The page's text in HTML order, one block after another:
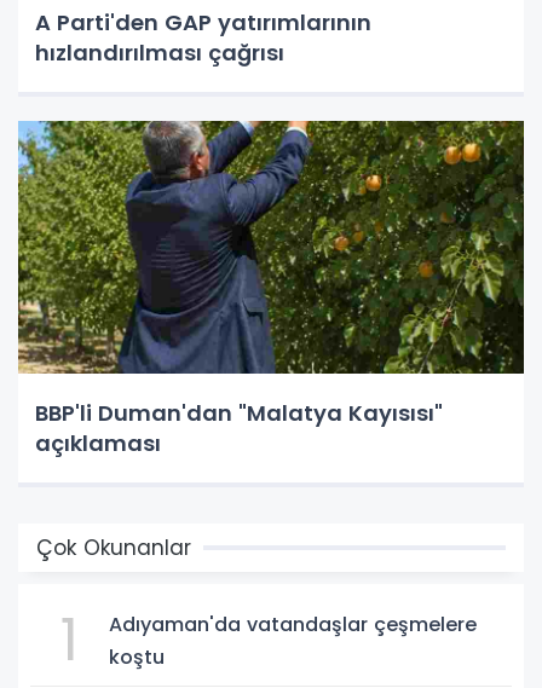
A Parti'den GAP yatırımlarının
hızlandırılması çağrısı
BBP'li Duman'dan "Malatya Kayısısı"
açıklaması
Çok Okunanlar
1
Adıyaman'da vatandaşlar çeşmelere
koştu